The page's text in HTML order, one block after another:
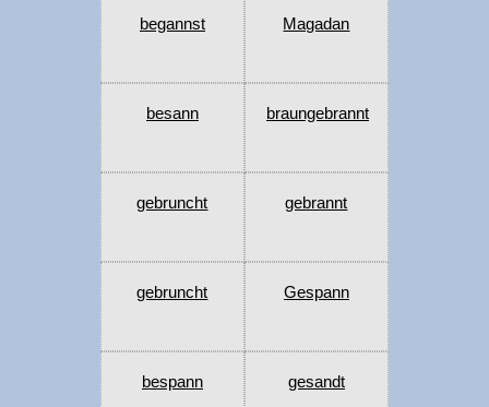
begannst Magadan
besann braungebrannt
gebruncht gebrannt
gebruncht Gespann
bespann gesandt